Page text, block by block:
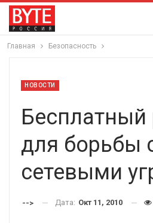
Главная Безопасность
НОВОСТИ
Бесплатный
для борьбы
сетевыми
--> Дата: Окт 11, 2010